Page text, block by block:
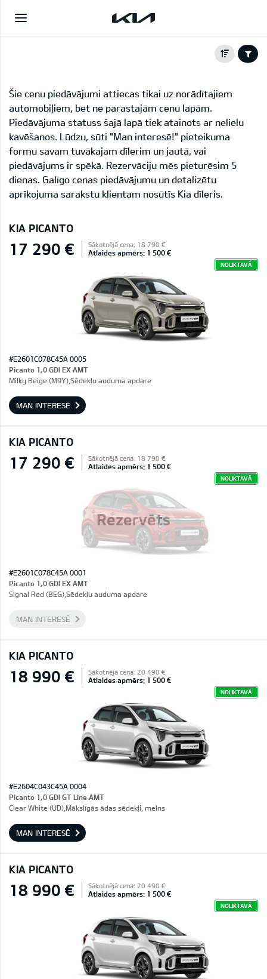
Šie cenu piedāvājumi attiecas tikai uz norādītajiem
automobiļiem, bet ne parastajām cenu lapām.
Piedāvājuma statuss šajā lapā tiek atainots ar nelielu
kavēšanos. Lūdzu, sūti "Man interesē!" pieteikuma
formu savam tuvākajam dīlerim un jautā, vai
piedāvājums ir spēkā. Rezervāciju mēs pieturēsim 5
dienas. Galīgo cenas piedāvājumu un detalizētu
aprīkojuma sarakstu klientam nosūtīs Kia dīleris.
KIA PICANTO
17 290 € Sākotnējā cena: 18 790 €
Atlaides apmērs: 1 500 €
NOLIKTAVĀ
#E2601C078C45A 0005
Picanto 1,0 GDI EX AMT
Milky Beige (M9Y),Sēdekļu auduma apdare
MAN INTERESĒ
KIA PICANTO
Rezervēts
17 290 € Sākotnējā cena: 18 790 €
Atlaides apmērs: 1 500 €
NOLIKTAVĀ
#E2601C078C45A 0001
Picanto 1,0 GDI EX AMT
Signal Red (BEG),Sēdekļu auduma apdare
MAN INTERESĒ
KIA PICANTO
18 990 € Sākotnējā cena: 20 490 €
Atlaides apmērs: 1 500 €
NOLIKTAVĀ
#E2604C043C45A 0004
Picanto 1,0 GDI GT Line AMT
Clear White (UD),Mākslīgās ādas sēdekļi, melns
MAN INTERESĒ
KIA PICANTO
18 990 € Sākotnējā cena: 20 490 €
Atlaides apmērs: 1 500 €
NOLIKTAVĀ